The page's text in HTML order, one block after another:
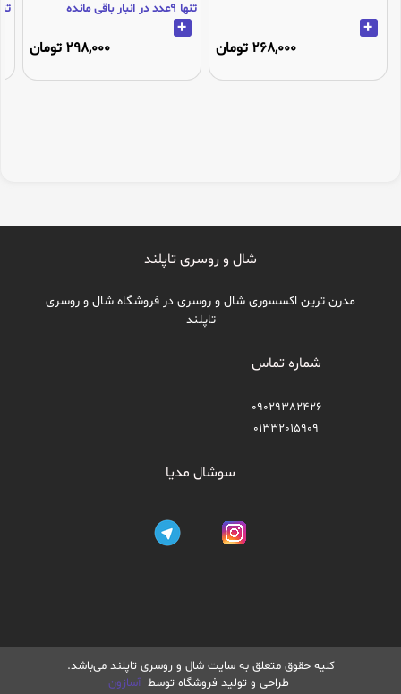
+
268,000 تومان
تنها 9عدد در انبار باقی مانده
+
298,000 تومان
تنها 3عدد
شال و روسری تاپلند
مدرن ترین اکسسوری شال و روسری در فروشگاه شال و روسری
تاپلند
شماره تماس
09029382426
01332015909
سوشال مدیا
کلیه حقوق متعلق به سایت شال و روسری تاپلند می‌باشد.
طراحی و تولید فروشگاه توسط آسازون